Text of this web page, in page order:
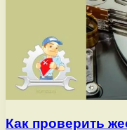
Как проверить